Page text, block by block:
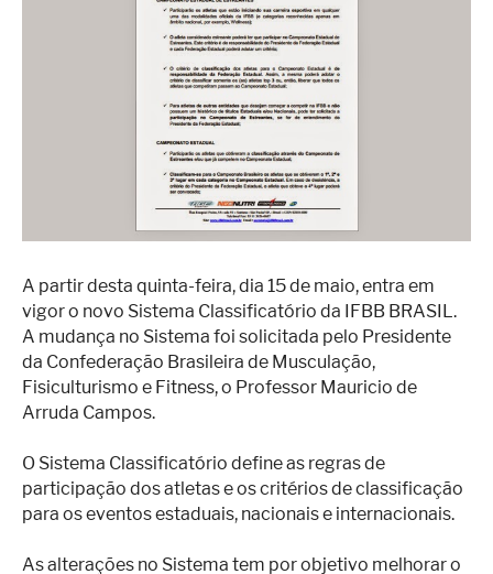
Suplementação
Alimentação
Treino
Saúde
Ensaios
Concursos
Moda
Praia
A partir desta quinta-feira, dia 15 de maio, entra em
vigor o novo Sistema Classificatório da IFBB BRASIL.
A mudança no Sistema foi solicitada pelo Presidente
da Confederação Brasileira de Musculação,
Fisiculturismo e Fitness, o Professor Mauricio de
Arruda Campos.
O Sistema Classificatório define as regras de
participação dos atletas e os critérios de classificação
para os eventos estaduais, nacionais e internacionais.
As alterações no Sistema tem por objetivo melhorar o